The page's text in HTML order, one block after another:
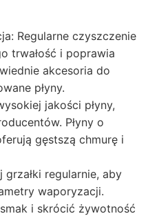
Regularne czyszczenie
trwałość i poprawia
akcesoria do
płyny.
jakości płyny,
Płyny o
gęstszą chmurę i
grzałki regularnie, aby
waporyzacji.
i skrócić żywotność